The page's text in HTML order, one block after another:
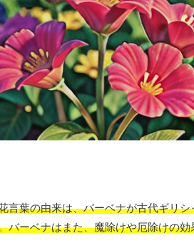
言葉の由来は、バーベナが古代ギリ
バーベナはまた、魔除けや厄除けの